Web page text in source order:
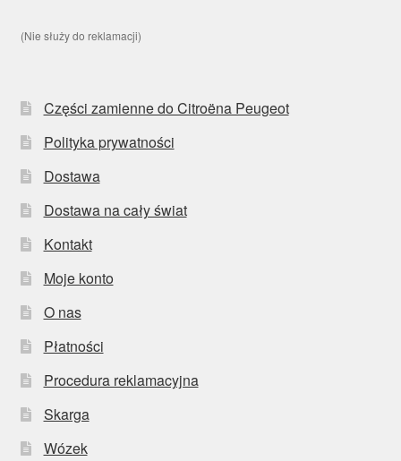
(Nie służy do reklamacji)
Części zamienne do Citroëna Peugeot
Polityka prywatności
Dostawa
Dostawa na cały świat
Kontakt
Moje konto
O nas
Płatności
Procedura reklamacyjna
Skarga
Wózek